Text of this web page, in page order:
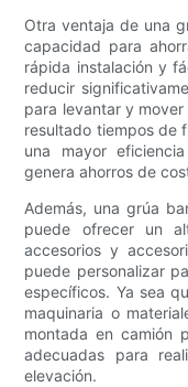
Otra ventaja de una
capacidad para
rápida instalación y
reducir
para levantar y
resultado tiempos de
una mayor
genera ahorros de
Además, una grúa
puede ofrecer un
accesorios y
puede personalizar
específicos. Ya sea
maquinaria o
montada en camión
adecuadas para
elevación.